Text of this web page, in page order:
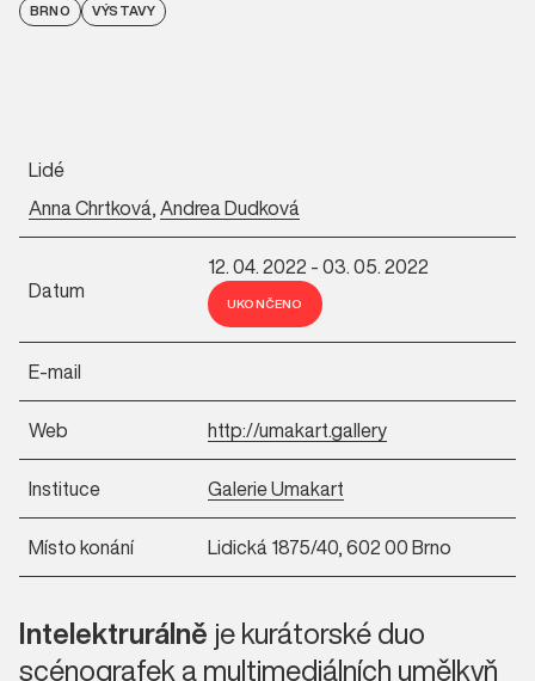
BRNO VÝSTAVY
Lidé
Anna Chrtková,Andrea Dudková
Datum
12. 04. 2022 - 03. 05. 2022
UKONČENO
E-mail
Web http://umakart.gallery
Instituce Galerie Umakart
Místo konání Lidická 1875/40, 602 00 Brno
Intelektrurálně je kurátorské duo
scénografek a multimediálních umělkyň